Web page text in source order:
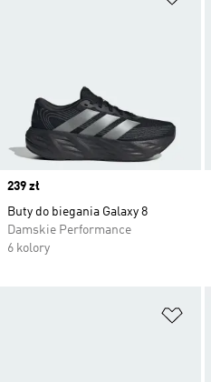
Price
239 zł
Buty do biegania Galaxy 8
Damskie Performance
6 kolory